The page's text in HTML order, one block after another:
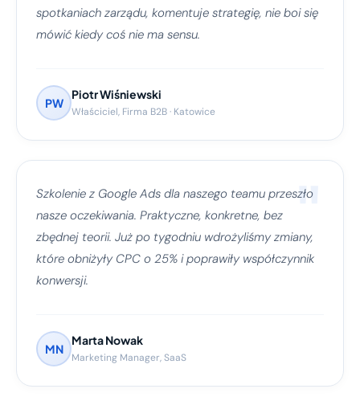
spotkaniach zarządu, komentuje strategię, nie boi się
mówić kiedy coś nie ma sensu.
PW
Piotr Wiśniewski
Właściciel, Firma B2B · Katowice
"
Szkolenie z Google Ads dla naszego teamu przeszło
nasze oczekiwania. Praktyczne, konkretne, bez
zbędnej teorii. Już po tygodniu wdrożyliśmy zmiany,
które obniżyły CPC o 25% i poprawiły współczynnik
konwersji.
MN
Marta Nowak
Marketing Manager, SaaS